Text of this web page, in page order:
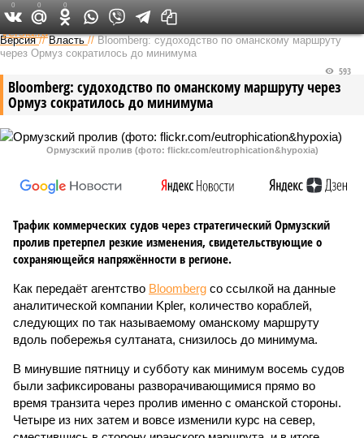
Федеральный выпуск
Версия //Власть //Bloomberg: судоходство по оманскому маршруту
через Ормуз сократилось до минимума
Bloomberg: судоходство по оманскому маршруту через
Ормуз сократилось до минимума
593
Ормузский пролив (фото: flickr.com/eutrophication&hypoxia)
Трафик коммерческих судов через стратегический Ормузский
пролив претерпел резкие изменения, свидетельствующие о
сохраняющейся напряжённости в регионе.
Как передаёт агентство Bloomberg со ссылкой на данные
аналитической компании Kpler, количество кораблей,
следующих по так называемому оманскому маршруту
вдоль побережья султаната, снизилось до минимума.
В минувшие пятницу и субботу как минимум восемь судов
были зафиксированы разворачивающимися прямо во
время транзита через пролив именно с оманской стороны.
Четыре из них затем и вовсе изменили курс на север,
0 0 0